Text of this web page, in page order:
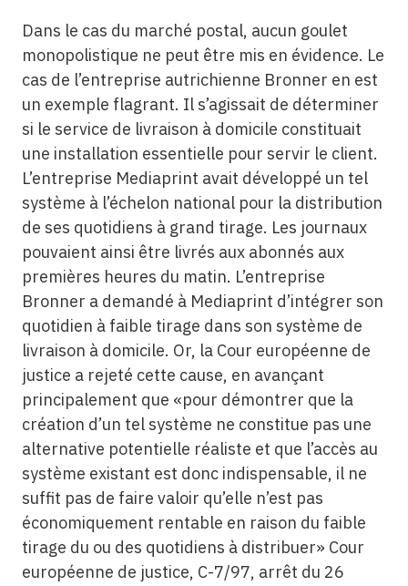
Dans le cas du marché postal, aucun goulet
monopolistique ne peut être mis en évidence. Le
cas de l’entreprise autrichienne Bronner en est
un exemple flagrant. Il s’agissait de déterminer
si le service de livraison à domicile constituait
une installation essentielle pour servir le client.
L’entreprise Mediaprint avait développé un tel
système à l’échelon national pour la distribution
de ses quotidiens à grand tirage. Les journaux
pouvaient ainsi être livrés aux abonnés aux
premières heures du matin. L’entreprise
Bronner a demandé à Mediaprint d’intégrer son
quotidien à faible tirage dans son système de
livraison à domicile. Or, la Cour européenne de
justice a rejeté cette cause, en avançant
principalement que «pour démontrer que la
création d’un tel système ne constitue pas une
alternative potentielle réaliste et que l’accès au
système existant est donc indispensable, il ne
suffit pas de faire valoir qu’elle n’est pas
économiquement rentable en raison du faible
tirage du ou des quotidiens à distribuer» Cour
européenne de justice, C-7/97, arrêt du 26